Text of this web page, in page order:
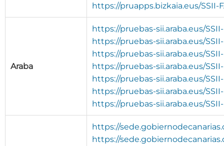
https://pruapps.bizkaia.eus/SSII-
Araba
https://pruebas-sii.araba.eus/
https://pruebas-sii.araba.eus/
https://pruebas-sii.araba.eus/
https://pruebas-sii.araba.eus/
https://pruebas-sii.araba.eus/
https://pruebas-sii.araba.eus/
https://pruebas-sii.araba.eus/
https://
https://